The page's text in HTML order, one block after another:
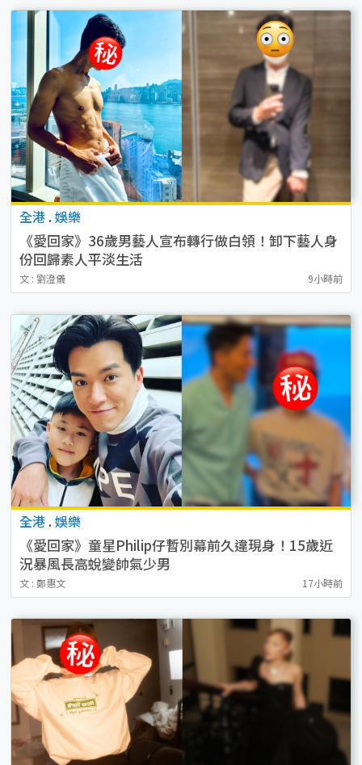
全港 . 娛樂
《愛回家》36歲男藝人宣布轉行做白領！卸下藝人身
份回歸素人平淡生活
文 : 劉澄儀 9小時前
全港 . 娛樂
《愛回家》童星Philip仔暫別幕前久違現身！15歲近
況暴風長高蛻變帥氣少男
文 : 鄭惠文 17小時前